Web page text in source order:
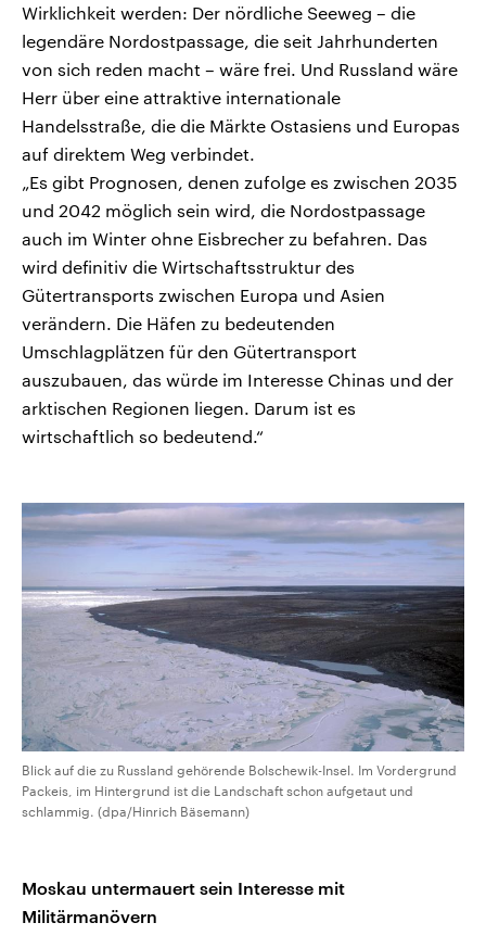
Wirklichkeit werden: Der nördliche Seeweg – die
legendäre Nordostpassage, die seit Jahrhunderten
von sich reden macht – wäre frei. Und Russland wäre
Herr über eine attraktive internationale
Handelsstraße, die die Märkte Ostasiens und Europas
auf direktem Weg verbindet.
„Es gibt Prognosen, denen zufolge es zwischen 2035
und 2042 möglich sein wird, die Nordostpassage
auch im Winter ohne Eisbrecher zu befahren. Das
wird definitiv die Wirtschaftsstruktur des
Gütertransports zwischen Europa und Asien
verändern. Die Häfen zu bedeutenden
Umschlagplätzen für den Gütertransport
auszubauen, das würde im Interesse Chinas und der
arktischen Regionen liegen. Darum ist es
wirtschaftlich so bedeutend.“
Blick auf die zu Russland gehörende Bolschewik-Insel. Im Vordergrund
Packeis, im Hintergrund ist die Landschaft schon aufgetaut und
schlammig. (dpa/Hinrich Bäsemann)
Moskau untermauert sein Interesse mit
Militärmanövern